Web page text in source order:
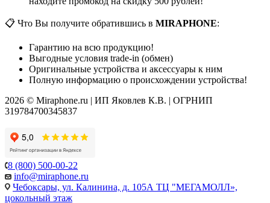
📋 Что Вы получите обратившись в MIRAPHONE:
Гарантию на всю продукцию!
Выгодные условия trade-in (обмен)
Оригинальные устройства и аксессуары к ним
Полную информацию о происхождении устройства!
2026 © Miraphone.ru | ИП Яковлев К.В. | ОГРНИП
319784700345837
8 (800) 500-00-22
info@miraphone.ru
Чебоксары, ул. Калинина, д. 105А ТЦ "МЕГАМОЛЛ»,
цокольный этаж